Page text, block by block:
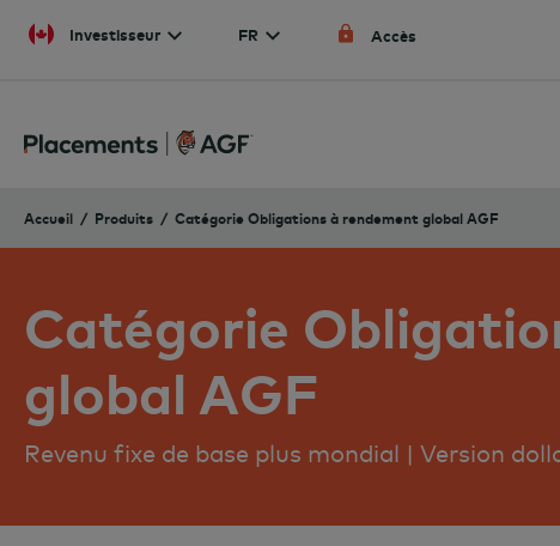
Investisseur FR Accès
Accueil Produits Catégorie Obligations à rendement global AGF
Catégorie
global AGF
Revenu fixe de base plus mondial | Version